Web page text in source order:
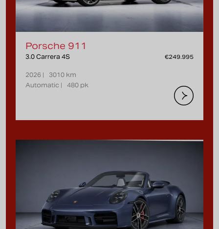
Porsche 911
3.0 Carrera 4S €249.995
2026 |
3010 km
Automatic |
480 pk